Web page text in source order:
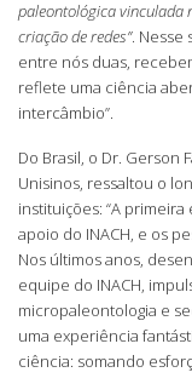
paleontológica vinculada
criação de redes”. Nesse
entre nós duas,
reflete uma ciência
intercâmbio”.
Do Brasil, o Dr. Gerson
Unisinos, ressaltou o
instituições: “A
apoio do INACH, e os
Nos últimos anos,
equipe do INACH,
micropaleontologia e
uma experiência
ciência: somando